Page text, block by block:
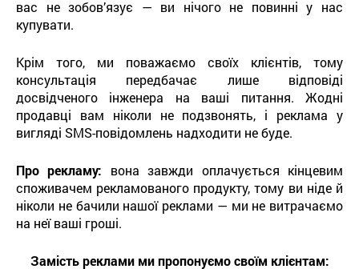
вас не зобов’язує — ви нічого не повинні у нас
купувати.
Крім того, ми поважаємо своїх клієнтів, тому
консультація передбачає лише відповіді
досвідченого інженера на ваші питання. Жодні
продавці вам ніколи не подзвонять, і реклама у
вигляді SMS-повідомлень надходити не буде.
Про рекламу: вона завжди оплачується кінцевим
споживачем рекламованого продукту, тому ви ніде й
ніколи не бачили нашої реклами — ми не витрачаємо
на неї ваші гроші.
Замість реклами ми пропонуємо своїм клієнтам: